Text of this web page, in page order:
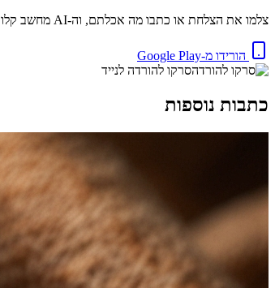
צלמו את הצלחת או כתבו מה אכלתם, וה-AI מחשב קלוריות, חלבון ומאקרו באופן מיידי. בחינם.
הורידו מ-Google Play
סרקו להורדה לנייד
כתבות נוספות